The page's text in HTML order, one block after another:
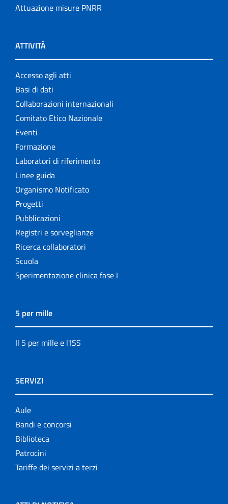
Attuazione misure PNRR
ATTIVITÀ
Accesso agli atti
Basi di dati
Collaborazioni internazionali
Comitato Etico Nazionale
Eventi
Formazione
Laboratori di riferimento
Linee guida
Organismo Notificato
Progetti
Pubblicazioni
Registri e sorveglianze
Ricerca collaboratori
Scuola
Sperimentazione clinica fase I
5 per mille
Il 5 per mille e l'ISS
SERVIZI
Aule
Bandi e concorsi
Biblioteca
Patrocini
Tariffe dei servizi a terzi